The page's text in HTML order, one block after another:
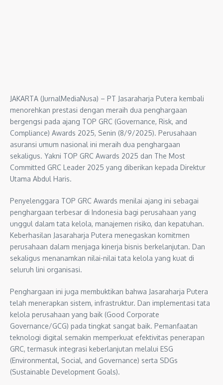
JAKARTA (JurnalMediaNusa) – PT Jasaraharja Putera kembali
menorehkan prestasi dengan meraih dua penghargaan
bergengsi pada ajang TOP GRC (Governance, Risk, and
Compliance) Awards 2025, Senin (8/9/2025). Perusahaan
asuransi umum nasional ini meraih dua penghargaan
sekaligus. Yakni TOP GRC Awards 2025 dan The Most
Committed GRC Leader 2025 yang diberikan kepada Direktur
Utama Abdul Haris.
Penyelenggara TOP GRC Awards menilai ajang ini sebagai
penghargaan terbesar di Indonesia bagi perusahaan yang
unggul dalam tata kelola, manajemen risiko, dan kepatuhan.
Keberhasilan Jasaraharja Putera menegaskan komitmen
perusahaan dalam menjaga kinerja bisnis berkelanjutan. Dan
sekaligus menanamkan nilai-nilai tata kelola yang kuat di
seluruh lini organisasi.
Penghargaan ini juga membuktikan bahwa Jasaraharja Putera
telah menerapkan sistem, infrastruktur. Dan implementasi tata
kelola perusahaan yang baik (Good Corporate
Governance/GCG) pada tingkat sangat baik. Pemanfaatan
teknologi digital semakin memperkuat efektivitas penerapan
GRC, termasuk integrasi keberlanjutan melalui ESG
(Environmental, Social, and Governance) serta SDGs
(Sustainable Development Goals).